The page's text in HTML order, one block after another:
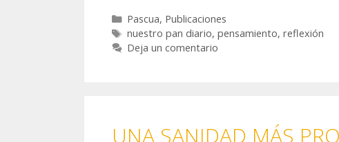
Categorías
Pascua, Publicaciones
Etiquetas
nuestro pan diario, pensamiento, reflexión
Deja un comentario
UNA SANIDAD MÁS